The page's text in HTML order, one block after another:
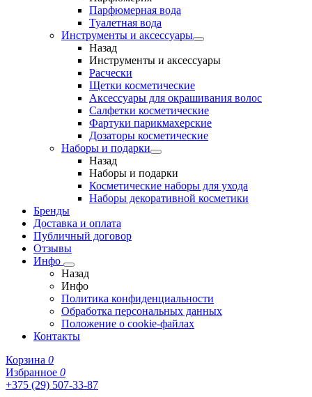
Парфюмерная вода
Туалетная вода
Инструменты и аксессуары
Назад
Инструменты и аксессуары
Расчески
Щетки косметические
Аксессуары для окрашивания волос
Салфетки косметические
Фартуки парикмахерские
Дозаторы косметические
Наборы и подарки
Назад
Наборы и подарки
Косметические наборы для ухода
Наборы декоративной косметики
Бренды
Доставка и оплата
Публичный договор
Отзывы
Инфо
Назад
Инфо
Политика конфиденциальности
Обработка персональных данных
Положение о cookie-файлах
Контакты
Корзина 0
Избранное 0
+375 (29) 507-33-87